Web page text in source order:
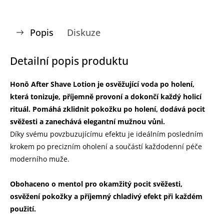
Popis Diskuze
Detailní popis produktu
Honō After Shave Lotion je osvěžující voda po holení,
která tonizuje, příjemně provoní a dokončí každý holicí
rituál. Pomáhá zklidnit pokožku po holení, dodává pocit
svěžesti a zanechává elegantní mužnou vůni.
Díky svému povzbuzujícímu efektu je ideálním posledním
krokem po precizním oholení a součástí každodenní péče
moderního muže.
Obohaceno o mentol pro okamžitý pocit svěžesti,
osvěžení pokožky a příjemný chladivý efekt při každém
použití.